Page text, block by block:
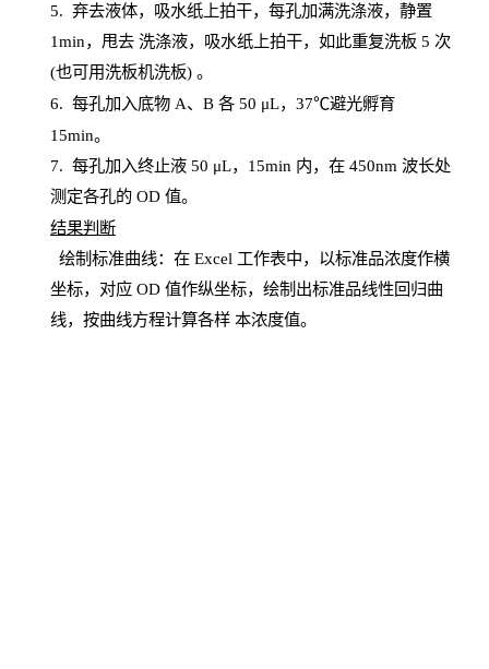
5. 弃去液体，吸水纸上拍干，每孔加满洗涤液，静置
1min，甩去 洗涤液，吸水纸上拍干，如此重复洗板 5 次
(也可用洗板机洗板) 。
6. 每孔加入底物A、B 各 50 μL，37℃避光孵育
15min。
7. 每孔加入终止液 50 μL， 15min 内，在450nm 波长处
测定各孔的 OD 值。
结果判断
绘制标准曲线：在 Excel 工作表中，以标准品浓度作横
坐标，对应OD 值作纵坐标，绘制出标准品线性回归曲
线，按曲线方程计算各样 本浓度值。